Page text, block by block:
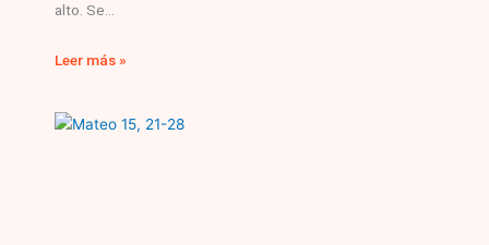
alto. Se
Leer más »